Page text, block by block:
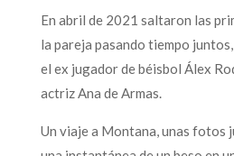
En abril de 2021 saltaron las
la pareja pasando tiempo
el ex jugador de béisbol Álex
actriz Ana de Armas.
Un viaje a Montana, unas fotos